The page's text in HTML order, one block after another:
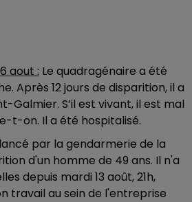
aout : Le quadragénaire a été
Après 12 jours de disparition, il a
Galmier. S’il est vivant, il est mal
t-on. Il a été hospitalisé.
par la gendarmerie de la
d'un homme de 49 ans. Il n'a
depuis mardi 13 août, 21h,
travail au sein de l'entreprise